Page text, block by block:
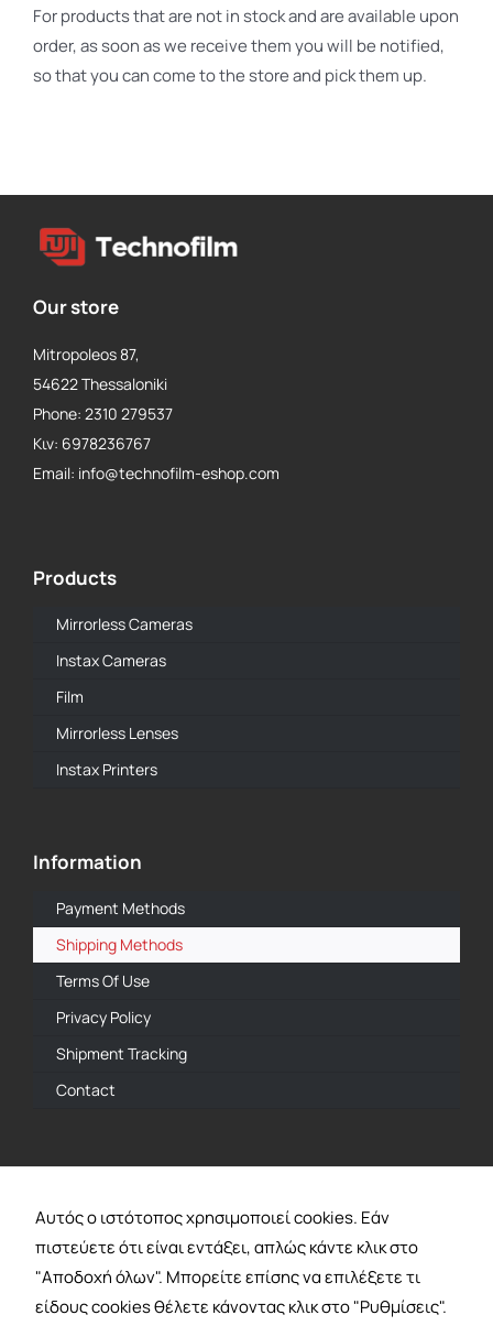
For products that are not in stock and are available upon
order, as soon as we receive them you will be notified,
so that you can come to the store and pick them up.
Our store
Mitropoleos 87,
54622 Thessaloniki
Phone: 2310 279537
Κιν: 6978236767
Email: info@technofilm-eshop.com
Products
Mirrorless Cameras
Instax Cameras
Film
Mirrorless Lenses
Instax Printers
Information
Payment Methods
Shipping Methods
Terms Of Use
Privacy Policy
Shipment Tracking
Contact
Payment with
Αυτός ο ιστότοπος χρησιμοποιεί cookies. Εάν
πιστεύετε ότι είναι εντάξει, απλώς κάντε κλικ στο
"Αποδοχή όλων". Μπορείτε επίσης να επιλέξετε τι
είδους cookies θέλετε κάνοντας κλικ στο "Ρυθμίσεις".
σωστά χωρίς τα
απολύτως
απαραίτητα